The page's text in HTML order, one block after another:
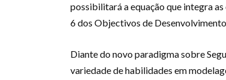
possibilitará a equação que integra
6 dos Objectivos de
Diante do novo paradigma sobre
variedade de habilidades em